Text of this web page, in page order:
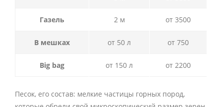
Газель 2 м от 3500
В мешках от 50 л от 750
Big bag от 150 л от 2200
Песок, его состав: мелкие частицы горных пород,